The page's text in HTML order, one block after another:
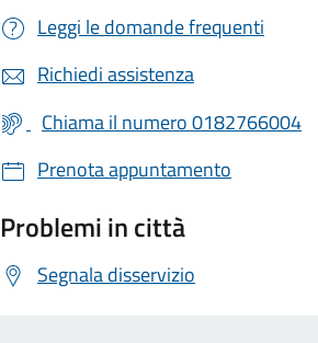
Leggi le domande frequenti
Richiedi assistenza
Chiama il numero 0182766004
Prenota appuntamento
Problemi in città
Segnala disservizio